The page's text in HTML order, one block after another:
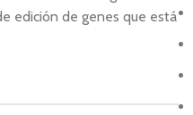
edición de genes que está